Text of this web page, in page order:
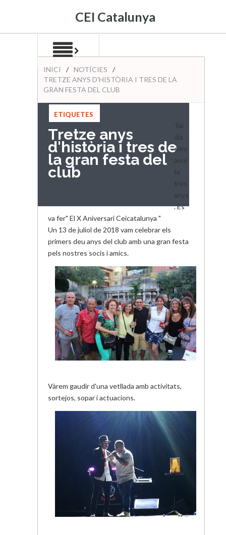
CEI Catalunya
INICI / NOTÍCIES
/
TRETZE ANYS D'HISTÒRIA I TRES DE LA
GRAN FESTA DEL CLUB
ETIQUETES
:2021,
ANIVERSARI,
NOTÍCIES
Tretze anys
d'història i tres de
la gran festa del
club
Tal
dia
com
avui
fa
tres
anys
. Es
va fer" El X Aniversari Ceicatalunya "
Un 13 de juliol de 2018 vam celebrar els
primers deu anys del club amb una gran festa
pels nostres socis i amics.
Vàrem gaudir d'una vetllada amb activitats,
sortejos, sopar i actuacions.